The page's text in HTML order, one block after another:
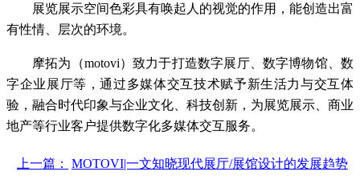
展览展示空间色彩具有唤起人的视觉的作用，能创造出富
有性情、层次的环境。
摩拓为（motovi）致力于打造数字展厅、数字博物馆、数
字企业展厅等，通过多媒体交互技术赋予新生活力与交互体
验，融合时代印象与企业文化、科技创新，为展览展示、商业
地产等行业客户提供数字化多媒体交互服务。
上一篇： MOTOVI|一文知晓现代展厅/展馆设计的发展趋势